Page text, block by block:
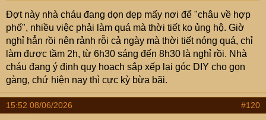
Đợt này nhà cháu đang dọn dẹp mấy nơi để "châu về hợp
phố", nhiều việc phải làm quá mà thời tiết ko ủng hộ. Giờ
nghỉ hẳn rồi nên rảnh rỗi cả ngày mà thời tiết nóng quá, chỉ
làm được tầm 2h, từ 6h30 sáng đến 8h30 là nghỉ rồi. Nhà
cháu đang ý định quy hoạch sắp xếp lại góc DIY cho gọn
gàng, chứ hiện nay thì cực kỳ bừa bãi.
15:52 08/06/2026 #120